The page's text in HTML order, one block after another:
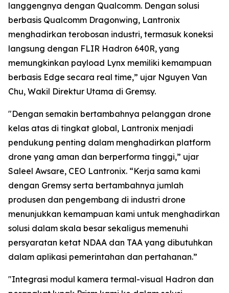
langgengnya dengan Qualcomm. Dengan solusi
berbasis Qualcomm Dragonwing, Lantronix
menghadirkan terobosan industri, termasuk koneksi
langsung dengan FLIR Hadron 640R, yang
memungkinkan payload Lynx memiliki kemampuan
berbasis Edge secara real time,” ujar Nguyen Van
Chu, Wakil Direktur Utama di Gremsy.
"Dengan semakin bertambahnya pelanggan drone
kelas atas di tingkat global, Lantronix menjadi
pendukung penting dalam menghadirkan platform
drone yang aman dan berperforma tinggi,” ujar
Saleel Awsare, CEO Lantronix. “Kerja sama kami
dengan Gremsy serta bertambahnya jumlah
produsen dan pengembang di industri drone
menunjukkan kemampuan kami untuk menghadirkan
solusi dalam skala besar sekaligus memenuhi
persyaratan ketat NDAA dan TAA yang dibutuhkan
dalam aplikasi pemerintahan dan pertahanan.”
"Integrasi modul kamera termal-visual Hadron dan